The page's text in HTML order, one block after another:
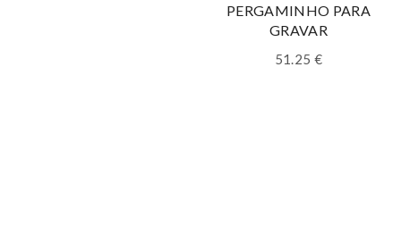
PERGAMINHO PARA
GRAVAR
51.25 €